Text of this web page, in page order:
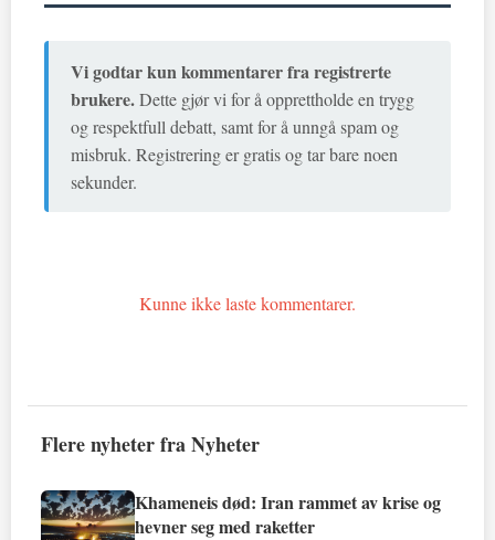
Vi godtar kun kommentarer fra registrerte
brukere.Dette gjør vi for å opprettholde en trygg
og respektfull debatt, samt for å unngå spam og
misbruk. Registrering er gratis og tar bare noen
sekunder.
Kunne ikke laste kommentarer.
Flere nyheter fra Nyheter
Khameneis død: Iran rammet av krise og
hevner seg med raketter